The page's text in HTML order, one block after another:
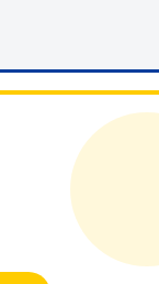
sua marca